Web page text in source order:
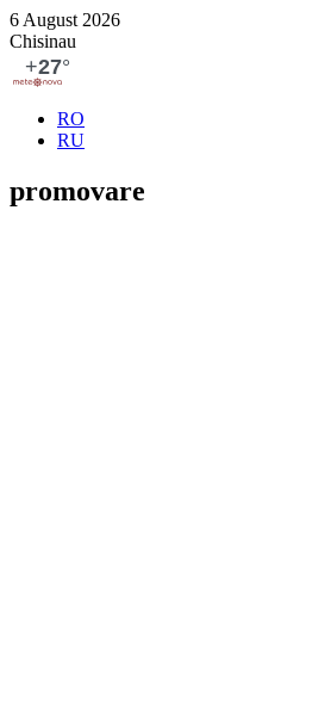
6 August 2026
Chisinau
RO
RU
promovare